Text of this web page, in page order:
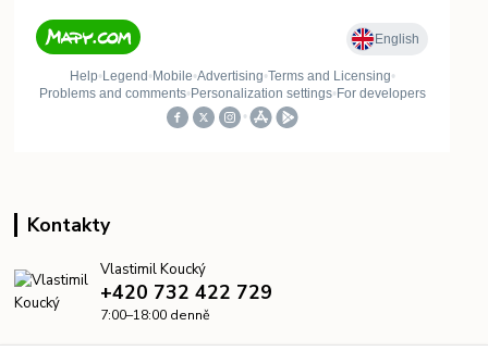
Kontakty
Vlastimil Koucký
+420 732 422 729
7:00–18:00 denně